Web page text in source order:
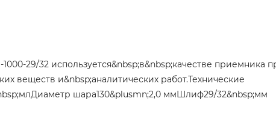
29/32 используется&nbsp;в&nbsp;качестве приемника
веществ и&nbsp;аналитических работ.Технические
шара130&plusmn;2,0 ммШлиф29/32&nbsp;мм